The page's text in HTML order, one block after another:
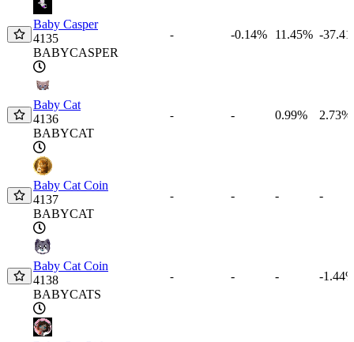
Baby Casper
4135
BABYCASPER
- -0.14% 11.45% -
Baby Cat
4136
BABYCAT
- - 0.99% 2.73%
Baby Cat Coin
4137
BABYCAT
- - - -
Baby Cat Coin
4138
BABYCATS
- - - -